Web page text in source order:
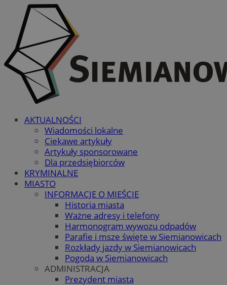
AKTUALNOŚCI
Wiadomości lokalne
Ciekawe artykuły
Artykuły sponsorowane
Dla przedsiębiorców
KRYMINALNE
MIASTO
INFORMACJE O MIEŚCIE
Historia miasta
Ważne adresy i telefony
Harmonogram wywozu odpadów
Parafie i msze święte w Siemianowicach
Rozkłady jazdy w Siemianowicach
Pogoda w Siemianowicach
ADMINISTRACJA
Prezydent miasta